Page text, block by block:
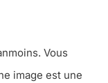
Vous
image est une